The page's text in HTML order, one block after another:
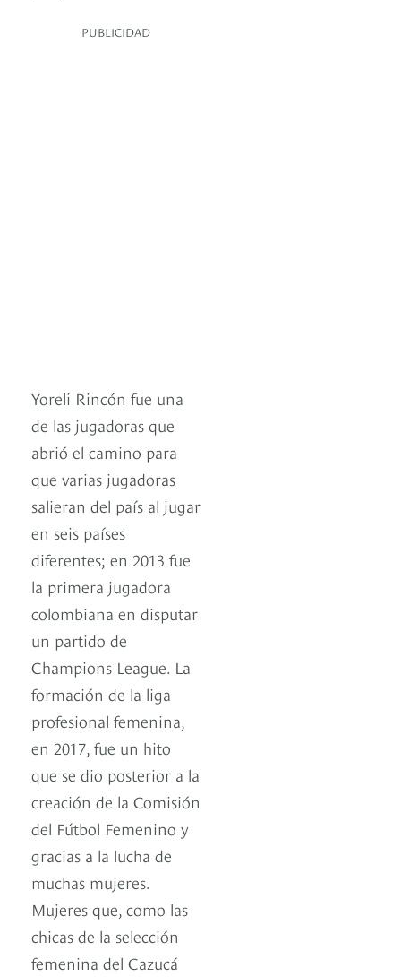
PUBLICIDAD
Yoreli Rincón fue una
de las jugadoras que
abrió el camino para
que varias jugadoras
salieran del país al jugar
en seis países
diferentes; en 2013 fue
la primera jugadora
colombiana en disputar
un partido de
Champions League. La
formación de la liga
profesional femenina,
en 2017, fue un hito
que se dio posterior a la
creación de la Comisión
del Fútbol Femenino y
gracias a la lucha de
muchas mujeres.
Mujeres que, como las
chicas de la selección
femenina del Cazucá